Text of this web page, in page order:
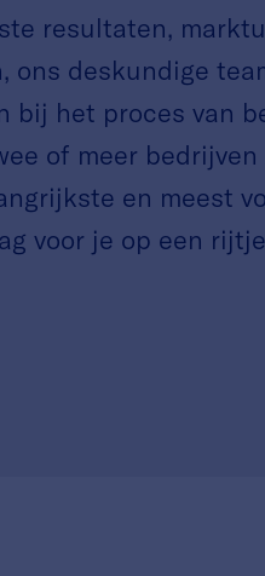
resultaten,
ons deskundige
bij het proces van
of meer bedrijven
en meest
voor je op een